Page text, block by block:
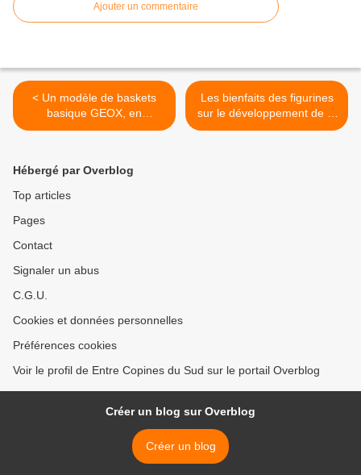
Ajouter un commentaire
< Un modèle de baskets
basique GEOX, en
promotion !
Les bienfaits des figurines
sur le développement de la
créativité des enfants >
Hébergé par Overblog
Top articles
Pages
Contact
Signaler un abus
C.G.U.
Cookies et données personnelles
Préférences cookies
Voir le profil de Entre Copines du Sud sur le portail Overblog
Créer un blog sur Overblog
Créer un blog